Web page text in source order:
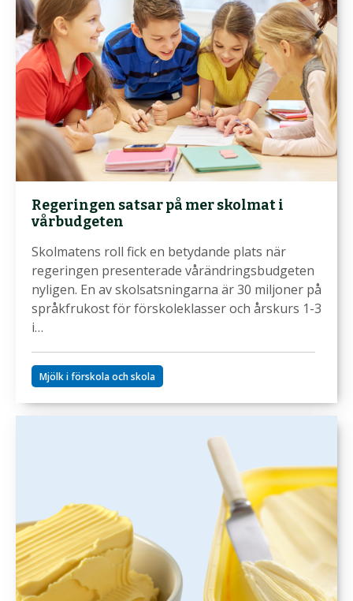
Regeringen satsar på mer skolmat i
vårbudgeten
Skolmatens roll fick en betydande plats när
regeringen presenterade vårändringsbudgeten
nyligen. En av skolsatsningarna är 30 miljoner på
språkfrukost för förskoleklasser och årskurs 1-3
i…
Mjölk i förskola och skola